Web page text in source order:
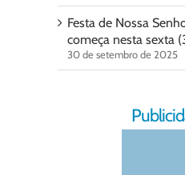
Festa de Nossa
começa nesta sexta
30 de setembro de 2025